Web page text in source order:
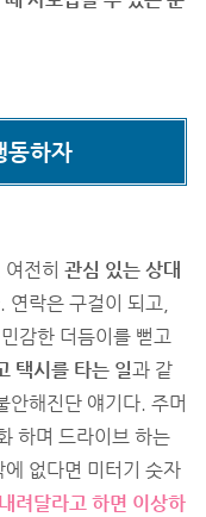
동하자
전히 관심 있는 상대
연락은 구걸이 되고,
감한 더듬이를 뻗고
택시를 타는 일과 같
안해진단 얘기다. 주머
하며 드라이브 하는
없다면 미터기 숫자
려달라고 하면 이상하